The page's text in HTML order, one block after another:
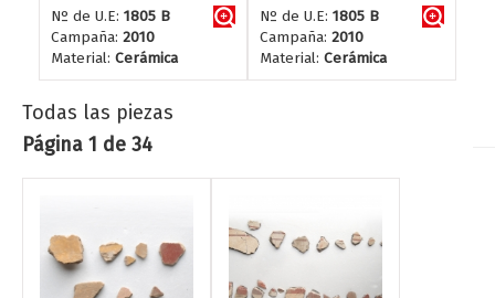
Nº de U.E: 1805 B
Campaña: 2010
Material: Cerámica
Nº de U.E: 1805 B
Campaña: 2010
Material: Cerámica
Todas las piezas
Página 1 de 34